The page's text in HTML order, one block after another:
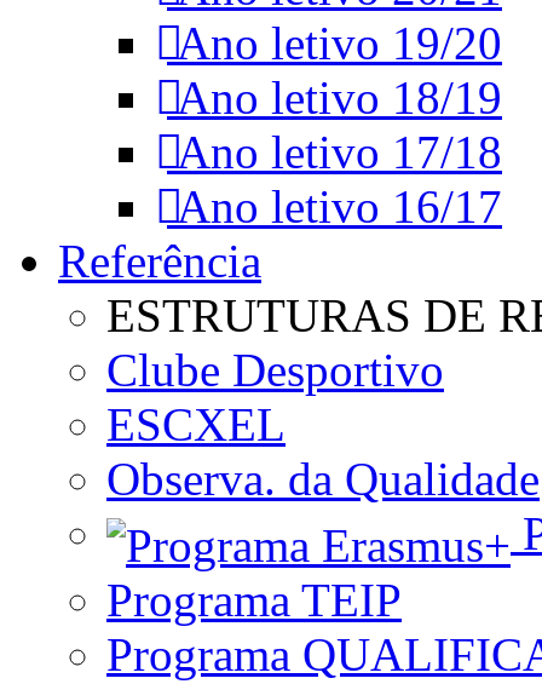
Ano letivo 19/20
Ano letivo 18/19
Ano letivo 17/18
Ano letivo 16/17
Referência
ESTRUTURAS DE
Clube Desportivo
ESCXEL
Observa. da Qualidade
Programa TEIP
Programa